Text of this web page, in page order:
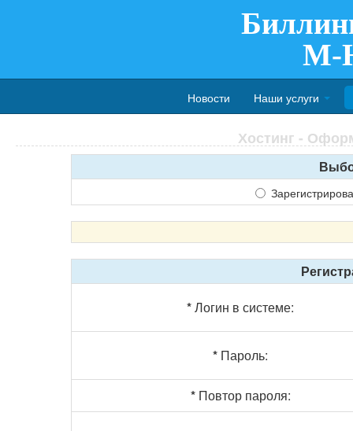
M-
Новости Наши услуги
Хостинг -
*Логин в системе:
* Пароль:
*Повтор пароля: